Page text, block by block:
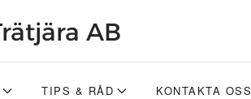
TIPS & RÅD KONTAKTA OSS